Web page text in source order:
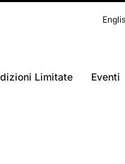
Limitate Eventi